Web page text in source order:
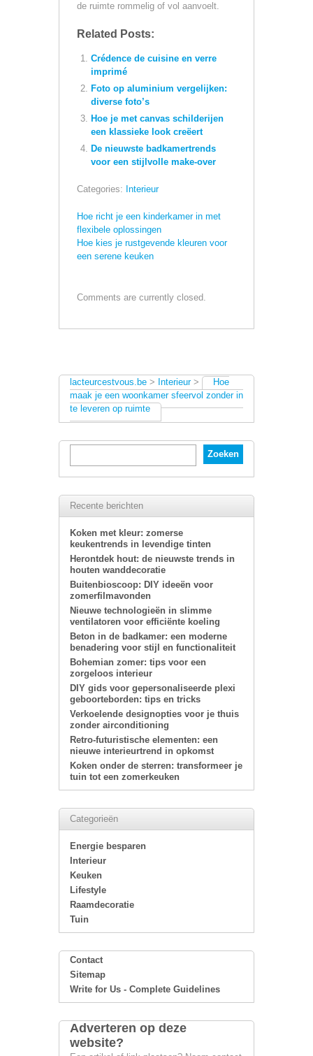
de ruimte rommelig of vol aanvoelt.
Related Posts:
Crédence de cuisine en verre
imprimé
Foto op aluminium vergelijken:
diverse foto’s
Hoe je met canvas schilderijen
een klassieke look creëert
De nieuwste badkamertrends
voor een stijlvolle make-over
Categories: Interieur
Hoe richt je een kinderkamer in met
flexibele oplossingen
Hoe kies je rustgevende kleuren voor
een serene keuken
Comments are currently closed.
lacteurcestvous.be > Interieur>
Hoe
maak je een woonkamer sfeervol zonder in
te leveren op ruimte
Recente berichten
Koken met kleur: zomerse
keukentrends in levendige tinten
Herontdek hout: de nieuwste trends in
houten wanddecoratie
Buitenbioscoop: DIY ideeën voor
zomerfilmavonden
Nieuwe technologieën in slimme
ventilatoren voor efficiënte koeling
Beton in de badkamer: een moderne
benadering voor stijl en functionaliteit
Bohemian zomer: tips voor een
zorgeloos interieur
DIY gids voor gepersonaliseerde plexi
geboorteborden: tips en tricks
Verkoelende designopties voor je thuis
zonder airconditioning
Retro-futuristische elementen: een
nieuwe interieurtrend in opkomst
Koken onder de sterren: transformeer je
tuin tot een zomerkeuken
Categorieën
Energie besparen
Interieur
Keuken
Lifestyle
Raamdecoratie
Tuin
Contact
Sitemap
Write for Us - Complete Guidelines
Adverteren op deze
website?